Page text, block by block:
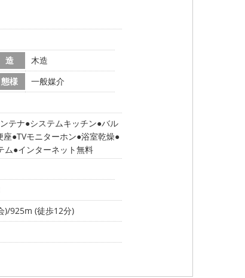
造
木造
様
一般媒介
テナ システムキッチン バル
座 TVモニターホン 浴室乾燥
ム インターネット無料
)/925m (徒歩12分)